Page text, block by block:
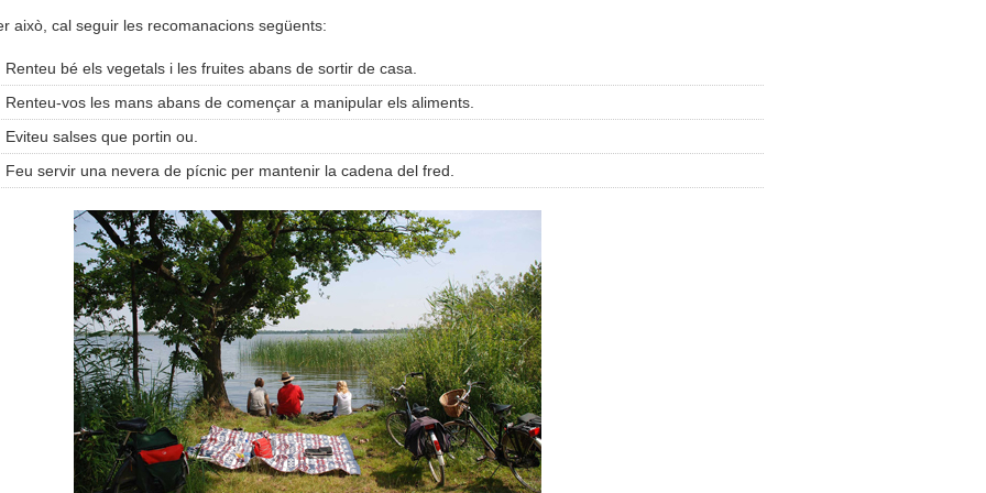
això, cal seguir les recomanacions següents:
Renteu bé els vegetals i les fruites abans de sortir de casa.
Renteu-vos les mans abans de començar a manipular els aliments.
Eviteu salses que portin ou.
Feu servir una nevera de pícnic per mantenir la cadena del fred.